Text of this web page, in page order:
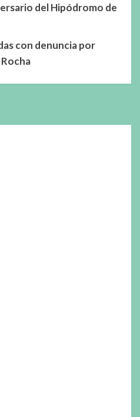
del Hipódromo de
con denuncia por